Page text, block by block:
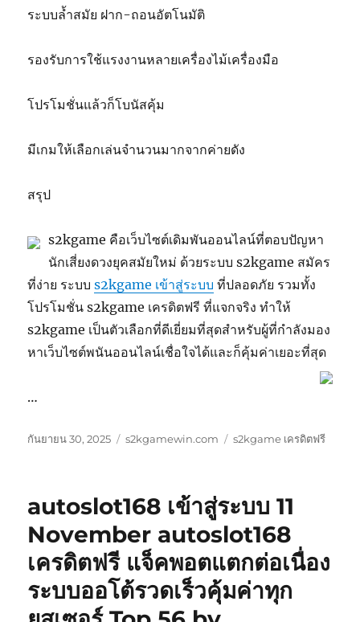
ระบบล้ำสมัย ฝาก-ถอนอัตโนมัติ
รองรับการใช้แรงงานหลายเครื่องไม้เครื่องมือ
โปรโมชั่นแล้วก็โบนัสคุ้ม
มีเกมให้เลือกเล่นจำนวนมากจากค่ายดัง
สรุป
s2kgame คือเว็บไซต์เดิมพันออนไลน์ที่ตอบปัญหา
นักเสี่ยงดวงยุคสมัยใหม่ ด้วยระบบ s2kgame สมัคร
ที่ง่าย ระบบs2kgame เข้าสู่ระบบ ที่ปลอดภัย รวมทั้ง
โปรโมชั่น s2kgame เครดิตฟรี ที่แจกจริง ทำให้
s2kgame เป็นตัวเลือกที่ดีเยี่ยมที่สุดสำหรับผู้ที่กำลังมอง
หาเว็บไซต์พนันออนไลน์เชื่อใจได้และก็คุ้มค่าเยอะที่สุด
…
เขียน
กันยายน 30, 2025
หมวด
s2kgamewin.com
ป้าย
s2kgame เครดิตฟรี
autoslot168 เข้าสู่ระบบ 11
November autoslot168
เครดิตฟรี แจ็คพอตแตกต่อเนื่อง
ระบบออโต้รวดเร็วคุ้มค่าทุก